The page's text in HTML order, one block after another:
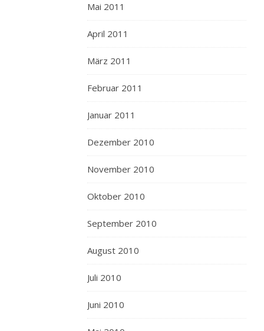
Mai 2011
April 2011
März 2011
Februar 2011
Januar 2011
Dezember 2010
November 2010
Oktober 2010
September 2010
August 2010
Juli 2010
Juni 2010